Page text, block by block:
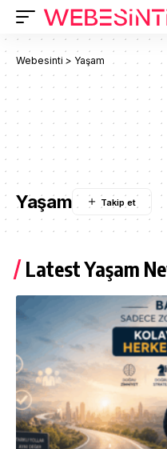
Webesinti > Yaşam
Yaşam
Latest Yaşam